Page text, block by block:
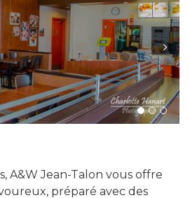
Next
A&W Jean-Talon vous offre
préparé avec des